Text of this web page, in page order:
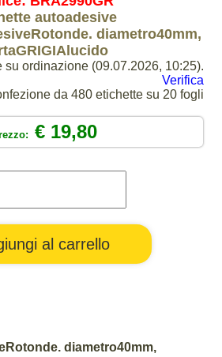
autoadesive
diametro40mm,
su ordinazione (09.07.2026, 10:25).
Verifica
da 480 etichette su 20 fogli
€ 19,80
diametro40mm,